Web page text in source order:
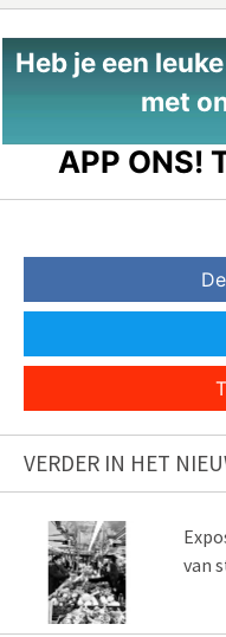
Heb je een
met
APP ONS!
VERDER IN HET
van